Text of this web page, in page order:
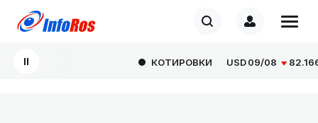
КОТИРОВКИ USD 09/08 82.1665